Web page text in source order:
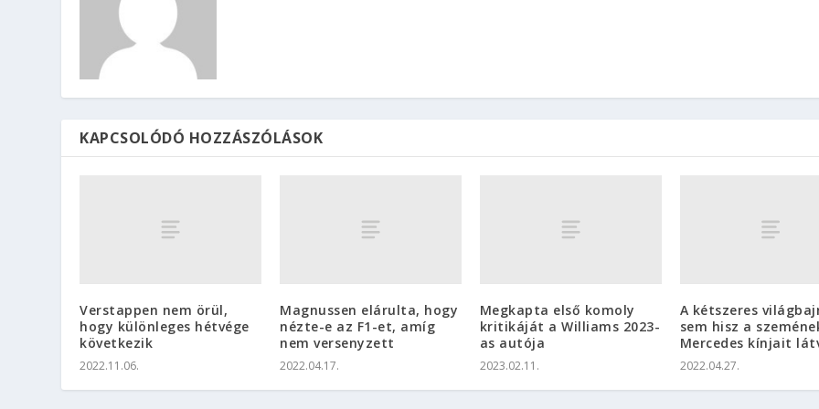
KAPCSOLÓDÓ HOZZÁSZÓLÁSOK
Verstappen nem örül,
hogy különleges hétvége
következik
2022.11.06.
Magnussen elárulta, hogy
nézte-e az F1-et, amíg
nem versenyzett
2022.04.17.
Megkapta első komoly
kritikáját a Williams 2023-
as autója
2023.02.11.
A kétszeres
sem hisz a
Mercedes kínjait
2022.04.27.